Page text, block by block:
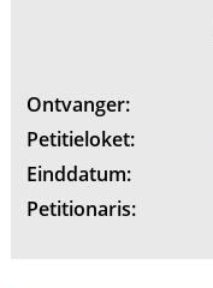
Ontvanger:
Petitieloket:
Einddatum:
Petitionaris: